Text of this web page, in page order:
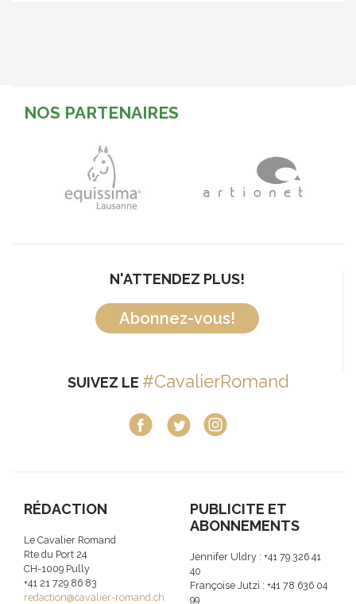
NOS PARTENAIRES
N'ATTENDEZ PLUS!
Abonnez-vous!
SUIVEZ LE #CavalierRomand
RÉDACTION
Le Cavalier Romand
Rte du Port 24
CH-1009 Pully
+41 21 729 86 83
redaction@cavalier-romand.ch
PUBLICITE ET
ABONNEMENTS
Jennifer Uldry : +41 79 326 41
40
Françoise Jutzi : +41 78 636 04
99